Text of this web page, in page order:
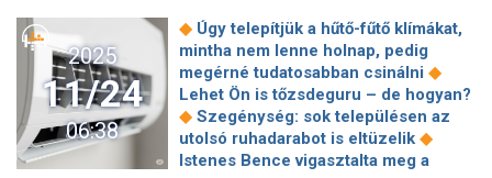
Leporoltak egy 500 éves ötletet
Svájcban, ami forradalmasíthatja a
lakása fűtését és hűtését◆Eladták
Zámbó Jimmy házát◆Koós Réka
elmesélte, hogyan jöttek össze a
férjével: "Fordítva csináltuk, mint
ahogy az lenni szokott..."
Legfelsőbb Bíróság◆Trump új, 10
százalékos globális vámot jelentett be
a Legfelsőbb Bíróság döntése után
Zelenszkij szerint a következő ukrán–
orosz–amerikai tárgyalás már
eredményes lehet◆ Terjed a klíma a
magyar otthonokban: egyre több
ingatlanban alapfelszereltség◆
2025
11/24
06:38
◆ Úgy telepítjük a hűtő-fűtő klímákat,
mintha nem lenne holnap, pedig
megérné tudatosabban csinálni ◆
Lehet Ön is tőzsdeguru – de hogyan?
◆ Szegénység: sok településen az
utolsó ruhadarabot is eltüzelik ◆
Istenes Bence vigasztalta meg a